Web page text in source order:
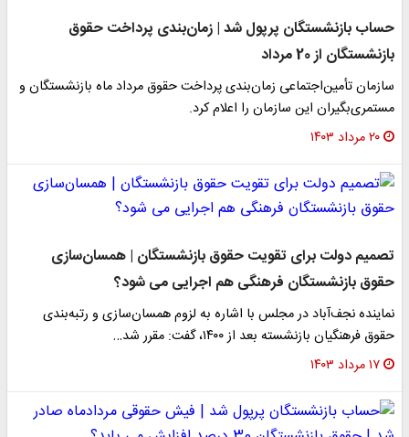
حساب بازنشستگان پرپول شد | زمان‌بندی پرداخت حقوق
بازنشستگان از 20 مرداد
سازمان تأمین‌اجتماعی زمان‌بندی پرداخت حقوق مرداد ماه بازنشستگان و
مستمری‌بگیران این سازمان را اعلام کرد.
۲۰ مرداد ۱۴۰۳
تصمیم دولت برای تقویت حقوق بازنشستگان | همسان‌سازی
حقوق بازنشستگان فرهنگی هم اجرایی می شود؟
نماینده نجف‌آباد در مجلس با اشاره به لزوم همسان‌سازی و رتبه‌بندی
حقوق فرهنگیان بازنشسته بعد از ۱۴۰۰، گفت: مقرر شد…
۱۷ مرداد ۱۴۰۳